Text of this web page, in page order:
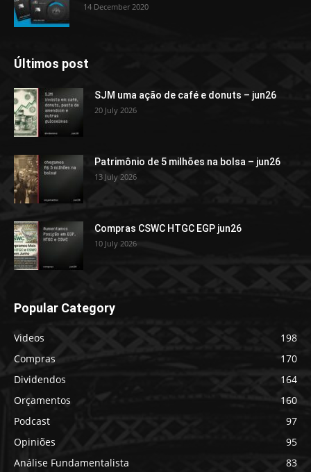
14 December 2020
Últimos post
SJM uma ação de café e donuts – jun26
20 July 2026
Patrimônio de 5 milhões na bolsa – jun26
13 July 2026
Compras CSWC HTGC EGP jun26
10 July 2026
Popular Category
Videos
198
Compras
170
Dividendos
164
Orçamentos
160
Podcast
97
Opiniões
95
Análise Fundamentalista
83